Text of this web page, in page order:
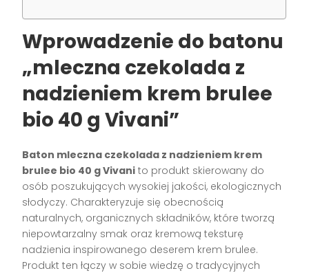
Wprowadzenie do batonu
„mleczna czekolada z
nadzieniem krem brulee
bio 40 g Vivani”
Baton mleczna czekolada z nadzieniem krem
brulee bio 40 g Vivani to produkt skierowany do
osób poszukujących wysokiej jakości, ekologicznych
słodyczy. Charakteryzuje się obecnością
naturalnych, organicznych składników, które tworzą
niepowtarzalny smak oraz kremową teksturę
nadzienia inspirowanego deserem krem brulee.
Produkt ten łączy w sobie wiedzę o tradycyjnych